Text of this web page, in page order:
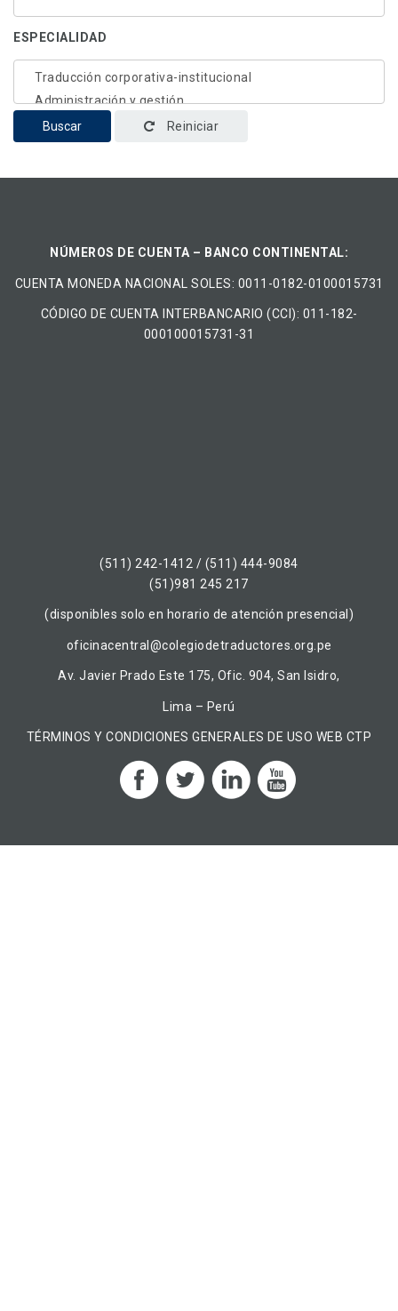
ESPECIALIDAD
Buscar Reiniciar
NÚMEROS DE CUENTA – BANCO CONTINENTAL:
CUENTA MONEDA NACIONAL​ ​SOLES​: 0011-0182-0100015731
CÓDIGO DE CUENTA INTERBANCARIO (CCI): 011-182-
000100015731-31
(511) 242-1412 / (511) 444-9084
(51)981 245 217
(disponibles solo en horario de atención presencial)
oficinacentral@colegiodetraductores.org.pe
Av. Javier Prado Este 175, Ofic. 904, San Isidro,
Lima – Perú
TÉRMINOS Y CONDICIONES GENERALES DE USO WEB CTP